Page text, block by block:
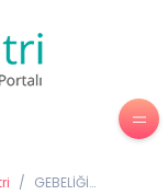
/ GEBELİĞİ